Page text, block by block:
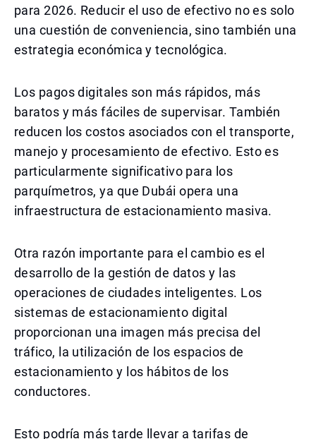
para 2026. Reducir el uso de efectivo no es solo
una cuestión de conveniencia, sino también una
estrategia económica y tecnológica.
Los pagos digitales son más rápidos, más
baratos y más fáciles de supervisar. También
reducen los costos asociados con el transporte,
manejo y procesamiento de efectivo. Esto es
particularmente significativo para los
parquímetros, ya que Dubái opera una
infraestructura de estacionamiento masiva.
Otra razón importante para el cambio es el
desarrollo de la gestión de datos y las
operaciones de ciudades inteligentes. Los
sistemas de estacionamiento digital
proporcionan una imagen más precisa del
tráfico, la utilización de los espacios de
estacionamiento y los hábitos de los
conductores.
Esto podría más tarde llevar a tarifas de